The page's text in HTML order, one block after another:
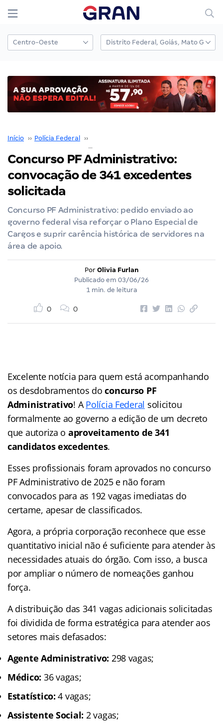
Início ›› Polícia Federal ››
Concurso PF Administrativo:
convocação de 341 excedentes
solicitada
Concurso PF Administrativo: pedido enviado ao
governo federal visa reforçar o Plano Especial de
Cargos e suprir carência histórica de servidores na
área de apoio.
Por Olivia Furlan
Publicado em 03/06/26
1 min. de leitura
0 0
Excelente notícia para quem está acompanhando
os desdobramentos doconcurso PF
Administrativo! APolícia Federal solicitou
formalmente ao governo a edição de um decreto
que autoriza o aproveitamento de 341
candidatos excedentes.
Esses profissionais foram aprovados no concurso
PF Administrativo de 2025 e não foram
convocados para as 192 vagas imediatas do
certame, apesar de classificados.
Agora, a própria corporação reconhece que esse
quantitativo inicial não é suficiente para atender às
necessidades atuais do órgão. Com isso, a busca
por ampliar o número de nomeações ganhou
força.
A distribuição das 341 vagas adicionais solicitadas
foi dividida de forma estratégica para atender aos
setores mais defasados:
Agente Administrativo: 298 vagas;
Médico: 36 vagas;
Estatístico: 4 vagas;
Assistente Social: 2 vagas;